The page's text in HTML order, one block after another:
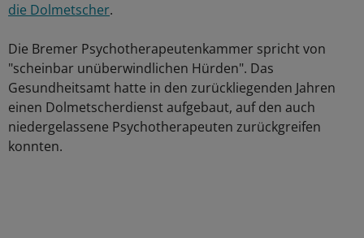
die Dolmetscher.
Die Bremer Psychotherapeutenkammer spricht von
"scheinbar unüberwindlichen Hürden". Das
Gesundheitsamt hatte in den zurückliegenden Jahren
einen Dolmetscherdienst aufgebaut, auf den auch
niedergelassene Psychotherapeuten zurückgreifen
konnten.